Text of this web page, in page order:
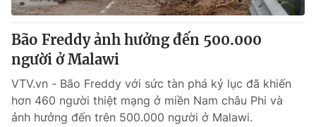
Bão Freddy ảnh hưởng đến 500.000
người ở Malawi
VTV.vn - Bão Freddy với sức tàn phá kỷ lục đã khiến
hơn 460 người thiệt mạng ở miền Nam châu Phi và
ảnh hưởng đến trên 500.000 người ở Malawi.